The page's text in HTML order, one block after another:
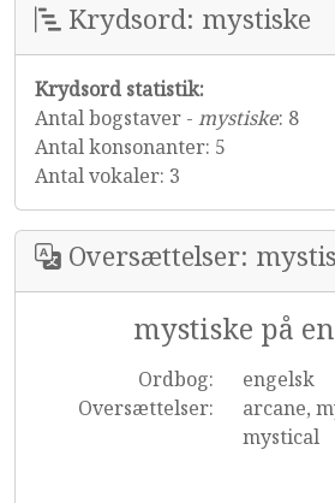
Krydsord: mystiske
Krydsord statistik:
Antal bogstaver - mystiske: 8
Antal konsonanter: 5
Antal vokaler: 3
Oversættelser:
mystiske på
Ordbog:
engelsk
Oversættelser:
arcane,
mystical